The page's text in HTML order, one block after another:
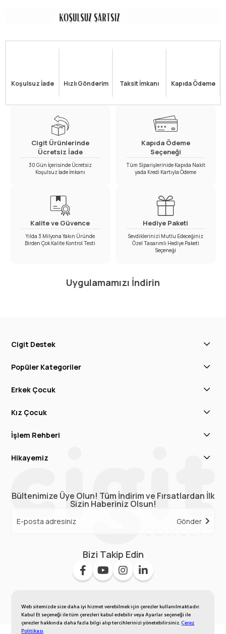
Web sitemizde size daha iyi hizmet verebilmek için çerezler kullanılmaktadır.
Kabul Et seçeneği ile tüm çerezleri kabul edebilir veya Ayarlar seçeneği ile
çerezler hakkında daha fazla bilgi alıp tercihlerinizi yönetebilirsiniz.Çerez
Politikası
Koşulsuz İade Hızlı Gönderim Taksit İmkanı Kapıda Ödeme
Cigit Ürünlerinde
Ücretsiz İade
30 Gün İçerisinde Ücretsiz
Koşulsuz İade İmkanı
Kapıda Ödeme
Seçeneği
Tüm Siparişlerinide Kapıda Nakit
yada Kredi Kartıyla Ödeme
Kalite ve Güvence
Yılda 3 Milyona Yakın Üründe
Birden Çok Kalite Kontrol Testi
Hediye Paketi
Sevdiklerinizi Mutlu Edeceğiniz
Özel Tasarımlı Hediye Paketi
Seçeneği
Uygulamamızı İndirin
Cigit Destek
Popüler Kategoriler
Erkek Çocuk
Kız Çocuk
İşlem Rehberi
Hikayemiz
Bültenimize Üye Olun! Tüm İndirim ve Fırsatlardan İlk
Sizin Haberiniz Olsun!
Gönder
Bizi Takip Edin